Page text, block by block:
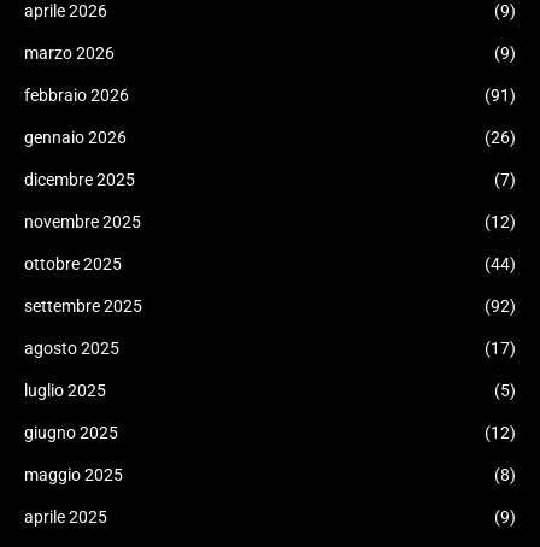
aprile 2026 (9)
marzo 2026 (9)
febbraio 2026 (91)
gennaio 2026 (26)
dicembre 2025 (7)
novembre 2025 (12)
ottobre 2025 (44)
settembre 2025 (92)
agosto 2025 (17)
luglio 2025 (5)
giugno 2025 (12)
maggio 2025 (8)
aprile 2025 (9)